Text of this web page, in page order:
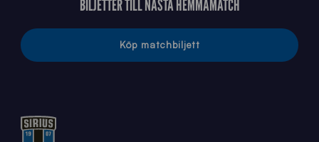
BILJETTER TILL NÄSTA HEMMAMATCH
Köp matchbiljett